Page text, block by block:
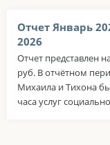
Отчет Январь
2026
Отчет представлен
руб. В отчётном
Михаила и Тихона
часа услуг